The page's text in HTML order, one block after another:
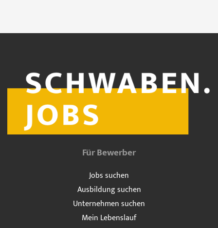
Für Bewerber
Jobs suchen
Ausbildung suchen
Unternehmen suchen
Mein Lebenslauf